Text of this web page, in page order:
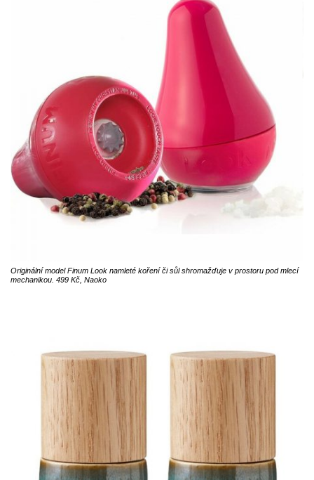
Originální model Finum Look namleté koření či sůl shromažďuje v prostoru pod mlecí
mechanikou. 499 Kč, Naoko